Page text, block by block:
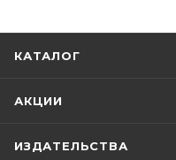
КАТАЛОГ
АКЦИИ
ИЗДАТЕЛЬСТВА